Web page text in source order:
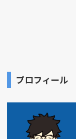
プロフィール